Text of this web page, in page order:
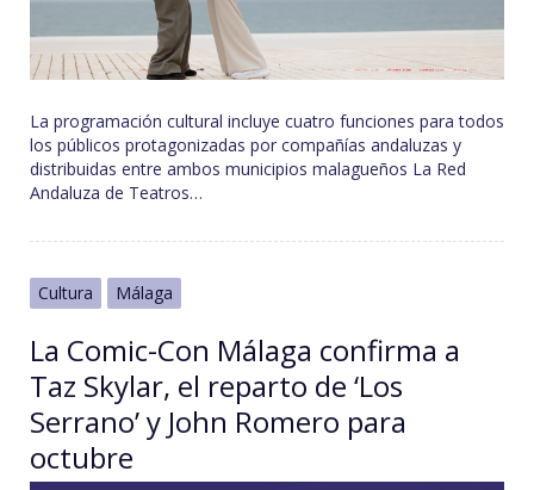
La programación cultural incluye cuatro funciones para todos
los públicos protagonizadas por compañías andaluzas y
distribuidas entre ambos municipios malagueños La Red
Andaluza de Teatros…
Cultura Málaga
La Comic-Con Málaga confirma a
Taz Skylar, el reparto de ‘Los
Serrano’ y John Romero para
octubre